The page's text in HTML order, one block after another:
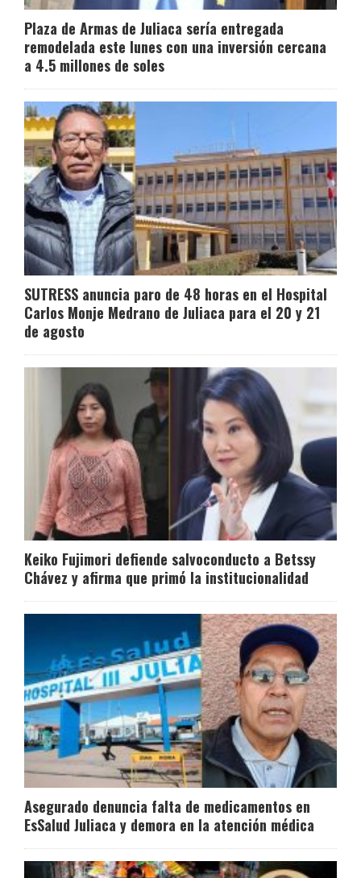
Plaza de Armas de Juliaca sería entregada
remodelada este lunes con una inversión cercana
a 4.5 millones de soles
SUTRESS anuncia paro de 48 horas en el Hospital
Carlos Monje Medrano de Juliaca para el 20 y 21
de agosto
Keiko Fujimori defiende salvoconducto a Betssy
Chávez y afirma que primó la institucionalidad
Asegurado denuncia falta de medicamentos en
EsSalud Juliaca y demora en la atención médica